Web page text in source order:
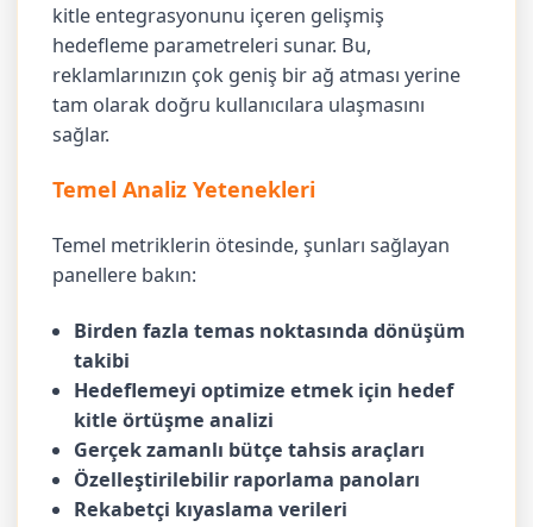
kitle entegrasyonunu içeren gelişmiş
hedefleme parametreleri sunar. Bu,
reklamlarınızın çok geniş bir ağ atması yerine
tam olarak doğru kullanıcılara ulaşmasını
sağlar.
Temel Analiz Yetenekleri
Temel metriklerin ötesinde, şunları sağlayan
panellere bakın:
Birden fazla temas noktasında dönüşüm
takibi
Hedeflemeyi optimize etmek için hedef
kitle örtüşme analizi
Gerçek zamanlı bütçe tahsis araçları
Özelleştirilebilir raporlama panoları
Rekabetçi kıyaslama verileri